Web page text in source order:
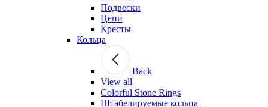
Подвески
Цепи
Кресты
Кольца
Back
View all
Colorful Stone Rings
Штабелируемые кольца